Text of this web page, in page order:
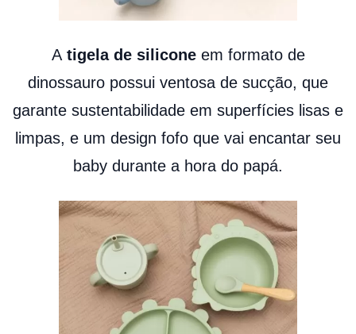
A tigela de siliconeem formato de
dinossauro possui ventosa de sucção, que
garante sustentabilidade em superfícies lisas e
limpas, e um design fofo que vai encantar seu
baby durante a hora do papá.